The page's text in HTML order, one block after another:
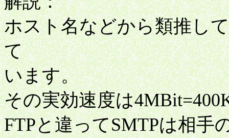
ホスト名などから類推し
て
います。
その実効速度は
FTPと違ってSMTPは相手